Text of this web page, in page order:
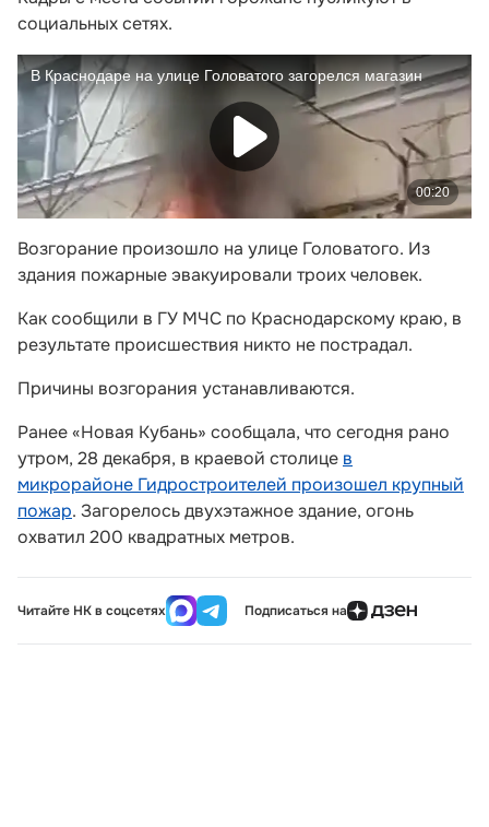
социальных сетях.
Возгорание произошло на улице Головатого. Из
здания пожарные эвакуировали троих человек.
Как сообщили в ГУ МЧС по Краснодарскому краю, в
результате происшествия никто не пострадал.
Причины возгорания устанавливаются.
Ранее «Новая Кубань» сообщала, что сегодня рано
утром, 28 декабря, в краевой столице в
микрорайоне Гидростроителей произошел крупный
пожар. Загорелось двухэтажное здание, огонь
охватил 200 квадратных метров.
Читайте НК в соцсетях Подписаться на